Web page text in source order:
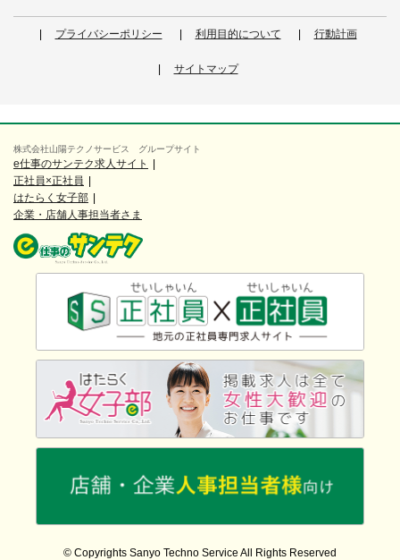
プライバシーポリシー 利用目的について 行動計画
サイトマップ
株式会社山陽テクノサービス グループサイト
e仕事のサンテク求人サイト
正社員×正社員
はたらく女子部
企業・店舗人事担当者さま
© Copyrights Sanyo Techno Service All Rights Reserved